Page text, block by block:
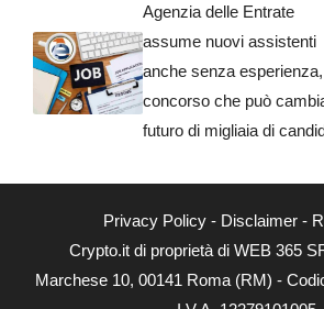
Agenzia delle Entrate
assume nuovi assistenti
anche senza
concorso che può
futuro di migliaia di
Privacy Policy - Disclaimer -
Crypto.it di proprietà di WEB 365
Marchese 10, 00141 Roma (RM) -